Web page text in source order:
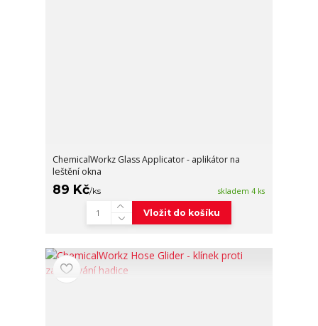
ChemicalWorkz Glass Applicator - aplikátor na
leštění okna
89 Kč/ks skladem 4 ks
Vložit do košíku